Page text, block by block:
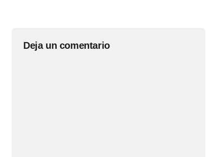
Deja un comentario